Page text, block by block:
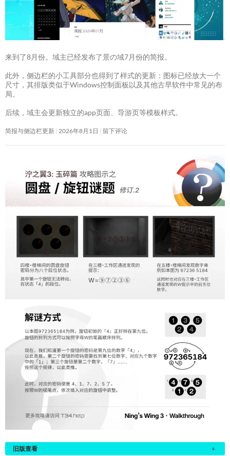
来到了8月份。域主已经发布了景の域7月份的简报。
此外，侧边栏的小工具部分也得到了样式的更新：图标已经放大一个
尺寸，其排版类似于Windows控制面板以及其他古早软件中常见的布
局。
后续，域主会更新独立的app页面、导游页等模板样式。
简报与侧边栏更新 2026年8月1日 留下评论
旧版查看 +